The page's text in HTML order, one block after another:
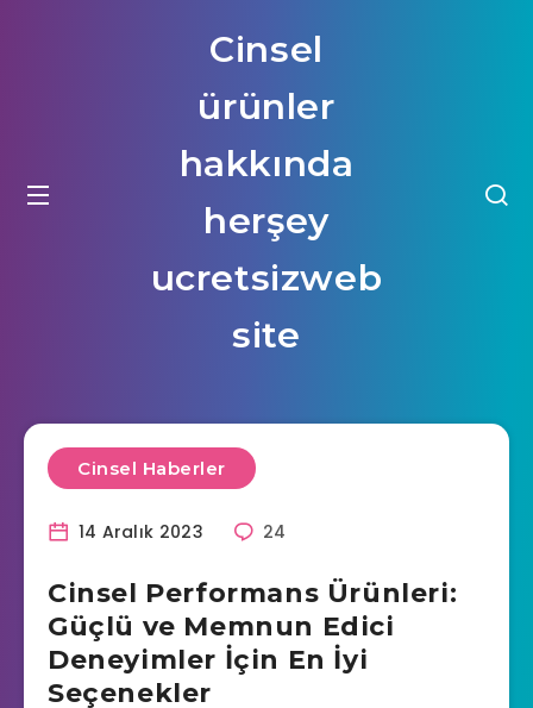
Cinsel
ürünler
hakkında
herşey
ucretsizweb
site
Cinsel Haberler
14 Aralık 2023 24
Cinsel Performans Ürünleri:
Güçlü ve Memnun Edici
Deneyimler İçin En İyi
Seçenekler